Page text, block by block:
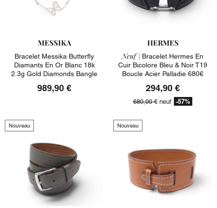
MESSIKA
Bracelet Messika Butterfly
Diamants En Or Blanc 18k
2.3g Gold Diamonds Bangle
989,90 €
HERMES
Neuf | Bracelet Hermes En
Cuir Bicolore Bleu & Noir T19
Boucle Acier Palladie 680€
294,90 €
680,00 € neuf -57%
Nouveau Nouveau